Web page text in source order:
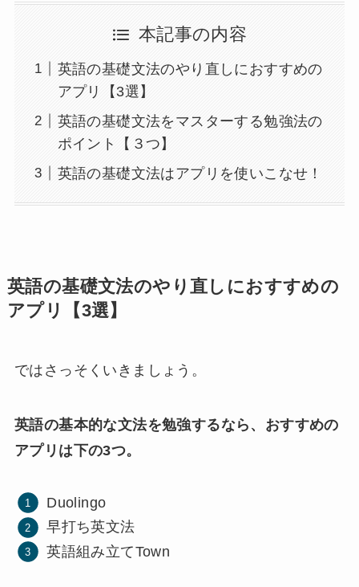
本記事の内容
英語の基礎文法のやり直しにおすすめの
アプリ【3選】
英語の基礎文法をマスターする勉強法の
ポイント【３つ】
英語の基礎文法はアプリを使いこなせ！
英語の基礎文法のやり直しにおすすめの
アプリ【3選】
ではさっそくいきましょう。
英語の基本的な文法を勉強するなら、おすすめの
アプリは下の3つ。
Duolingo
早打ち英文法
英語組み立てTown